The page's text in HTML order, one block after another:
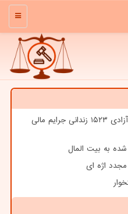
منو
مشارکت ستاد اجرائی فرمان امام در آزادی ۱۵۲۳ زندانی جرایم مالی
مجدد اژه ای